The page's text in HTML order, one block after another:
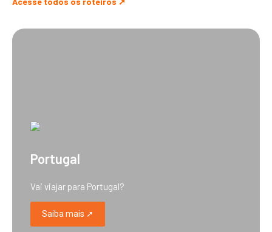
Portugal
Vai viajar para Portugal?
Saiba mais ➚